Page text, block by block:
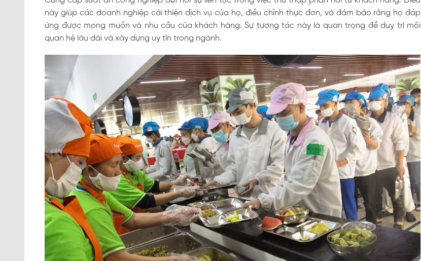
này giúp các doanh nghiệp cải thiện dịch vụ của họ, điều chỉnh thực đơn, và đảm bảo rằng họ đáp
ứng được mong muốn và nhu cầu của khách hàng. Sự tương tác này là quan trọng để duy trì mối
quan hệ lâu dài và xây dựng uy tín trong ngành.